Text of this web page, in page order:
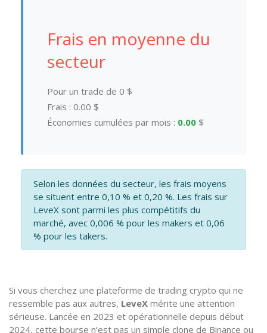
Frais en moyenne du
secteur
Pour un trade de 0 $
Frais : 0.00 $
Économies cumulées par mois : 0.00 $
Selon les données du secteur, les frais moyens
se situent entre 0,10 % et 0,20 %. Les frais sur
LeveX sont parmi les plus compétitifs du
marché, avec 0,006 % pour les makers et 0,06
% pour les takers.
Si vous cherchez une plateforme de trading crypto qui ne
ressemble pas aux autres, LeveX mérite une attention
sérieuse. Lancée en 2023 et opérationnelle depuis début
2024, cette bourse n’est pas un simple clone de Binance ou